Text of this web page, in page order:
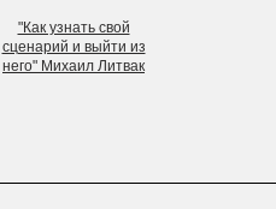
"Как узнать свой
сценарий и выйти из
него" Михаил Литвак